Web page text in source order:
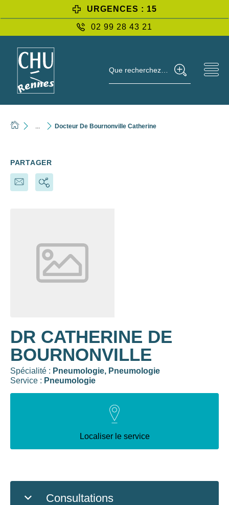
URGENCES : 15
02 99 28 43 21
Que recherchez-vous ?
Docteur De Bournonville Catherine
DR CATHERINE DE
BOURNONVILLE
Spécialité : Pneumologie, Pneumologie
Service : Pneumologie
Localiser le service
Consultations
PARTAGER